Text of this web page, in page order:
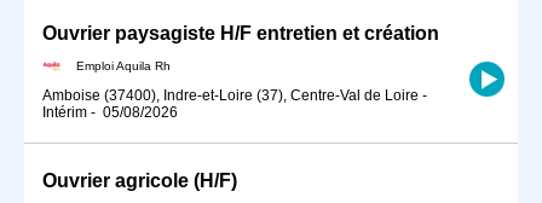
Ouvrier paysagiste H/F entretien et création
Emploi Aquila Rh
Amboise (37400), Indre-et-Loire (37), Centre-Val de Loire -
Intérim - 05/08/2026
Ouvrier agricole (H/F)